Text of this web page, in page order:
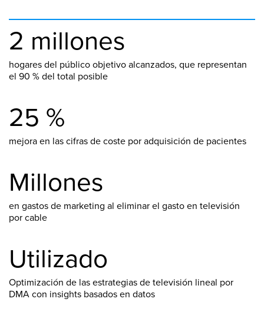
2 millones
hogares del público objetivo alcanzados, que representan
el 90 % del total posible
25 %
mejora en las cifras de coste por adquisición de pacientes
Millones
en gastos de marketing al eliminar el gasto en televisión
por cable
Utilizado
Optimización de las estrategias de televisión lineal por
DMA con insights basados en datos